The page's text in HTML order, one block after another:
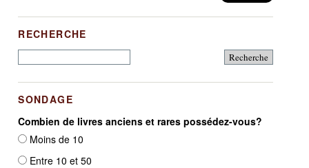
RECHERCHE
SONDAGE
Combien de livres anciens et rares possédez-vous?
Moins de 10
Entre 10 et 50